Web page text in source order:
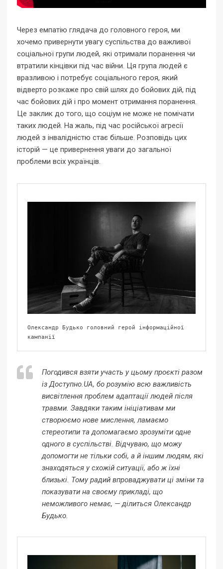
Через емпатію глядача до головного героя, ми
хочемо привернути увагу суспільства до важливої
соціальної групи людей, які отримали поранення чи
втратили кінцівки під час війни. Ця група людей є
вразливою і потребує соціального героя, який
відверто розкаже про свій шлях до бойових дій, під
час бойових дій і про момент отримання поранення.
Це заклик до того, що соціум не може не помічати
таких людей. На жаль, під час російської агресії
людей з інвалідністю стає більше. Розповідь цих
історій — це привернення уваги до загальної
проблеми всіх українців.
Олександр Будько головний герой інформаційної
кампанії
Погодився взяти участь у цьому проєкті разом
із Доступно.UA, бо розумію всю важливість
висвітлення проблем адаптації людей після
травми. Завдяки таким ініціативам ми
створюємо нове мислення, ламаємо
стереотипи та допомагаємо зрозуміти одне
одного в суспільстві. Відчуваю, що можу
допомогти не тільки собі, а й іншим людям, які
знаходяться у схожій ситуації, або ж їхні
близькі. Тому радий впроваджувати ці зміни та
показувати на своєму прикладі, що
неможливого немає, — ділиться Олександр
Будько.